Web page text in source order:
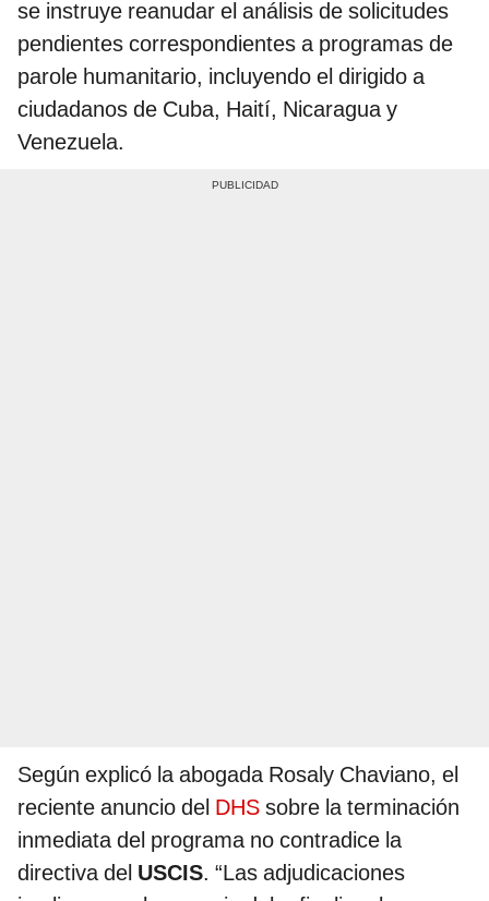
se instruye reanudar el análisis de solicitudes
pendientes correspondientes a programas de
parole humanitario, incluyendo el dirigido a
ciudadanos de Cuba, Haití, Nicaragua y
Venezuela.
Según explicó la abogada Rosaly Chaviano, el
reciente anuncio del DHS sobre la terminación
inmediata del programa no contradice la
directiva del USCIS. “Las adjudicaciones